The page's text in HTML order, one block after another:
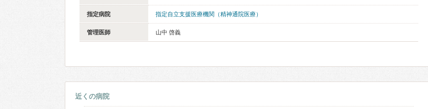
指定病院 指定自立支援医療機関（精神通院医療）
管理医師 山中 啓義
近くの病院